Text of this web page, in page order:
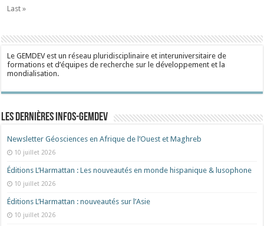
Last »
Le GEMDEV est un réseau pluridisciplinaire et interuniversitaire de
formations et d’équipes de recherche sur le développement et la
mondialisation.
Les dernières Infos-Gemdev
Newsletter Géosciences en Afrique de l’Ouest et Maghreb
10 juillet 2026
Éditions L’Harmattan : Les nouveautés en monde hispanique & lusophone
10 juillet 2026
Éditions L’Harmattan : nouveautés sur l’Asie
10 juillet 2026